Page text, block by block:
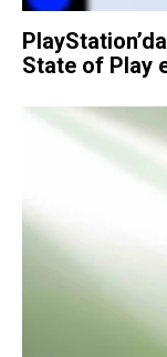
State of Play